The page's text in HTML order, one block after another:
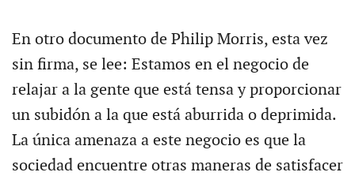
En otro documento de Philip Morris, esta vez
sin firma, se lee: Estamos en el negocio de
relajar a la gente que está tensa y proporcionar
un subidón a la que está aburrida o deprimida.
La única amenaza a este negocio es que la
sociedad encuentre otras maneras de satisfacer